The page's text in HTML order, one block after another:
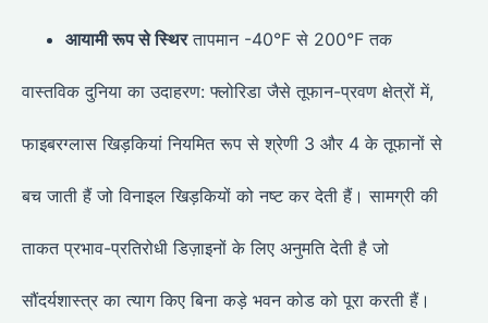
आयामी रूप से स्थिरतापमान -40°F से 200°F तक
वास्तविक दुनिया का उदाहरण: फ्लोरिडा जैसे तूफान-प्रवण क्षेत्रों में,
फाइबरग्लास खिड़कियां नियमित रूप से श्रेणी 3 और 4 के तूफानों से
बच जाती हैं जो विनाइल खिड़कियों को नष्ट कर देती हैं। सामग्री की
ताकत प्रभाव-प्रतिरोधी डिज़ाइनों के लिए अनुमति देती है जो
सौंदर्यशास्त्र का त्याग किए बिना कड़े भवन कोड को पूरा करती हैं।